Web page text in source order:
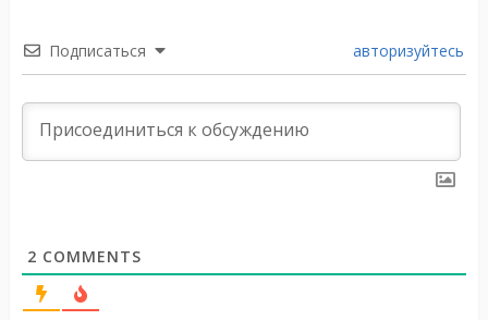
Подписаться авторизуйтесь
2 COMMENTS